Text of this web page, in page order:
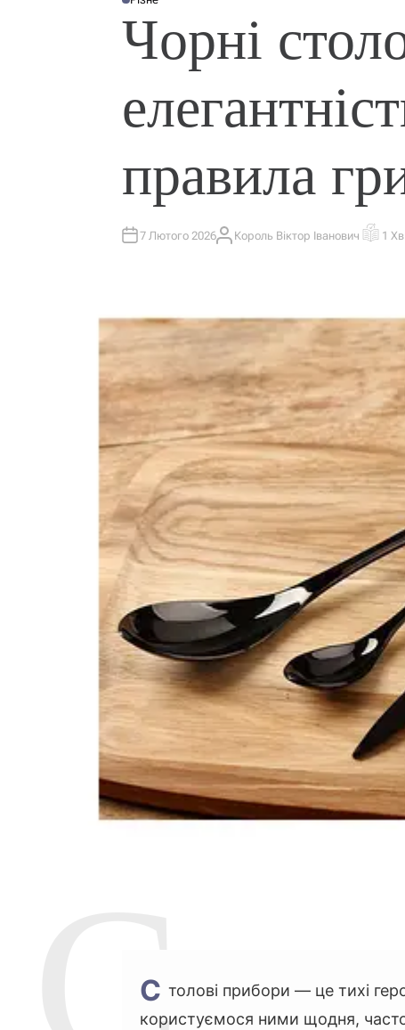
О
У
Б
А
Т
Чорні
правила
7 Лютого 2026А
Король Віктор Іванович О
В
Н
И
Ч
А
С
И
Т
Н
Н
Я
1
С толові прибори — це тихі
користуємося ними щодня,